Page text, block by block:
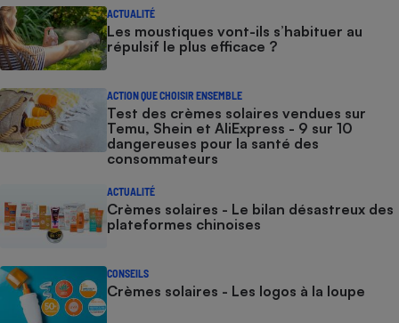
ACTUALITÉ
Les moustiques vont-ils s’habituer au
répulsif le plus efficace ?
ACTION QUE CHOISIR ENSEMBLE
Test des crèmes solaires vendues sur
Temu, Shein et AliExpress - 9 sur 10
dangereuses pour la santé des
consommateurs
ACTUALITÉ
Crèmes solaires - Le bilan désastreux des
plateformes chinoises
CONSEILS
Crèmes solaires - Les logos à la loupe